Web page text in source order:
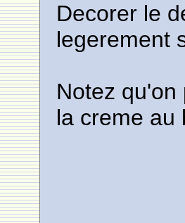
Decorer le
legerement
Notez
la creme au